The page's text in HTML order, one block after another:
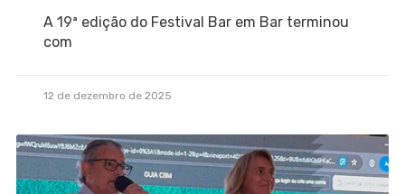
A 19ª edição do Festival Bar em Bar terminou
com
12 de dezembro de 2025